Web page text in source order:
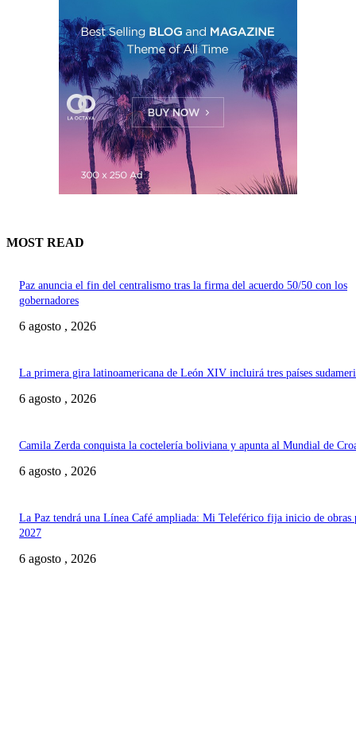
MOST READ
Paz anuncia el fin del centralismo tras la firma del acuerdo 50/50 con los
gobernadores
6 agosto , 2026
La primera gira latinoamericana de León XIV incluirá tres países
6 agosto , 2026
Camila Zerda conquista la coctelería boliviana y apunta al Mundial de
6 agosto , 2026
La Paz tendrá una Línea Café ampliada: Mi Teleférico fija inicio de obras
2027
6 agosto , 2026